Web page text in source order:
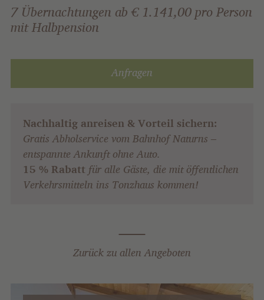
7 Übernachtungen ab € 1.141,00 pro Person
mit Halbpension
Anfragen
Nachhaltig anreisen & Vorteil sichern:
Gratis Abholservice vom Bahnhof Naturns –
entspannte Ankunft ohne Auto.
15 % Rabattfür alle Gäste, die mit öffentlichen
Verkehrsmitteln ins Tonzhaus kommen!
Zurück zu allen Angeboten